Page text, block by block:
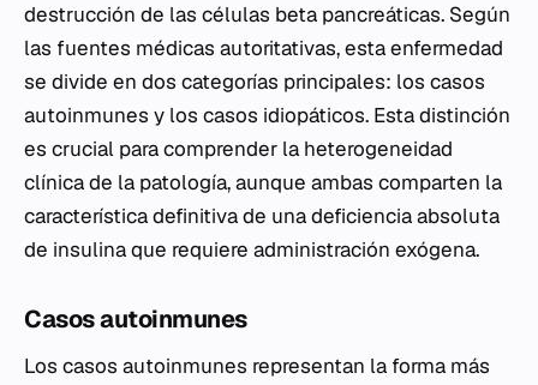
destrucción de las células beta pancreáticas. Según
las fuentes médicas autoritativas, esta enfermedad
se divide en dos categorías principales: los casos
autoinmunes y los casos idiopáticos. Esta distinción
es crucial para comprender la heterogeneidad
clínica de la patología, aunque ambas comparten la
característica definitiva de una deficiencia absoluta
de insulina que requiere administración exógena.
Casos autoinmunes
Los casos autoinmunes representan la forma más